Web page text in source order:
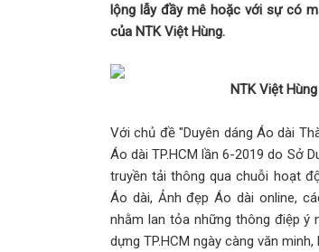
tin tỏa sáng
lần đầu biểu diễn tại
Lê Minh Khang -
The Aura - T.A
ATG - Công ty âm
mùa 1 “Giọng Hát
lộng lẫy đầy mê hoặc với sự có
của NTK Việt Hùng.
NTK Việt
Với chủ đề "Duyên dáng Áo dài
Áo dài TP.HCM lần 6-2019 do Sở
truyền tải thông qua chuỗi hoạt
Áo dài, Ảnh đẹp Áo dài online,
nhằm lan tỏa những thông điệp ý
dựng TP.HCM ngày càng văn